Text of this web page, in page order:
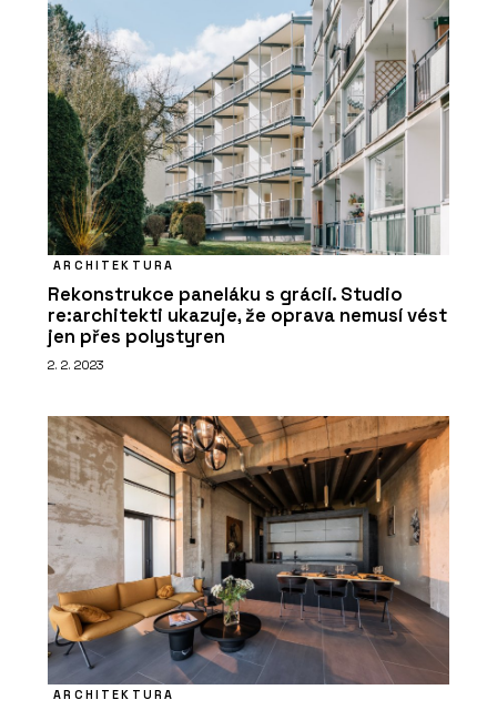
ARCHITEKTURA
Rekonstrukce paneláku s grácií. Studio
re:architekti ukazuje, že oprava nemusí vést
jen přes polystyren
2. 2. 2023
ARCHITEKTURA